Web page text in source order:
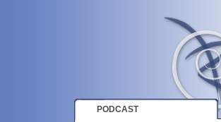
PODCAST